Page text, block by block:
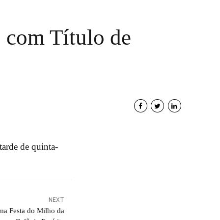
com Título de
de quinta-
NEXT
Festa do Milho da